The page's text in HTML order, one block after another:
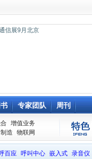
信展9月北京
专家团队 周刊
增值业务
制造 物联网
百应 呼叫中心 嵌入式 录音仪